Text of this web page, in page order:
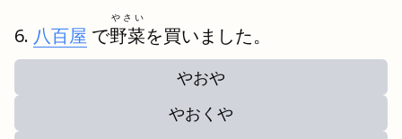
八百屋 で野菜
やさい
を買いました。
やおや
やおくや